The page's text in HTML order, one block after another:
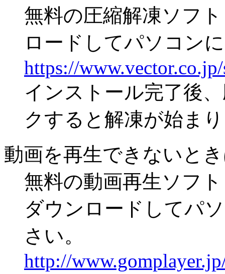
無料の圧縮解凍ソフ
ロードしてパソコン
https://
インストール完了後
クすると解凍が始ま
動画を再生できないと
無料の動画再生ソフ
ダウンロードしてパ
さい。
http://